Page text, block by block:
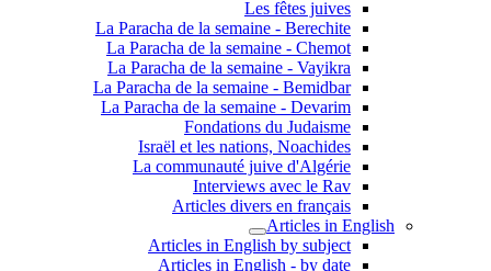
Les fêtes juives
La Paracha de la semaine - Berechite
La Paracha de la semaine - Chemot
La Paracha de la semaine - Vayikra
La Paracha de la semaine - Bemidbar
La Paracha de la semaine - Devarim
Fondations du Judaisme
Israël et les nations, Noachides
La communauté juive d'Algérie
Interviews avec le Rav
Articles divers en français
Articles in English
Articles in English by subject
Articles in English - by date